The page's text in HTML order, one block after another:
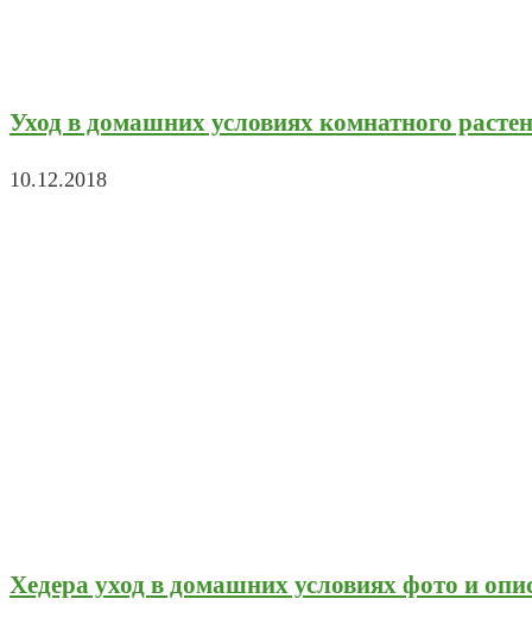
Уход в домашних условиях комнатного
10.12.2018
Хедера уход в домашних условиях фото и